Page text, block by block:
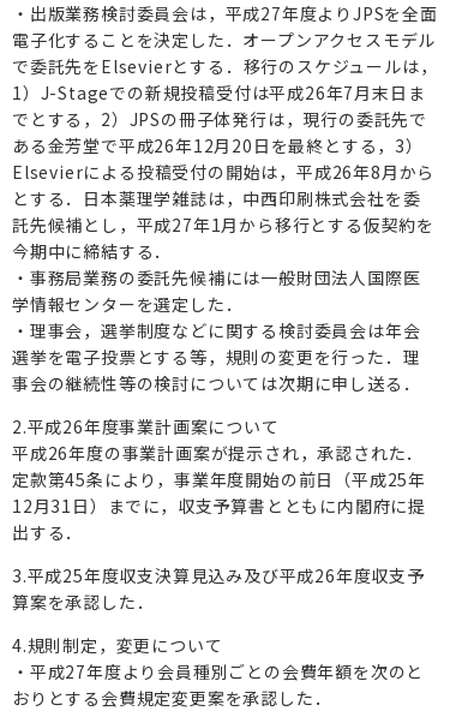
・出版業務検討委員会は，平成27年度よりJPSを全面
電子化することを決定した．オープンアクセスモデル
で委託先をElsevierとする．移行のスケジュールは，
1）J-Stageでの新規投稿受付は平成26年7月末日ま
でとする，2）JPSの冊子体発行は，現行の委託先で
ある金芳堂で平成26年12月20日を最終とする，3）
Elsevierによる投稿受付の開始は，平成26年8月から
とする．日本薬理学雑誌は，中西印刷株式会社を委
託先候補とし，平成27年1月から移行とする仮契約を
今期中に締結する．
・事務局業務の委託先候補には一般財団法人国際医
学情報センターを選定した．
・理事会，選挙制度などに関する検討委員会は年会
選挙を電子投票とする等，規則の変更を行った．理
事会の継続性等の検討については次期に申し送る．
2.平成26年度事業計画案について
平成26年度の事業計画案が提示され，承認された．
定款第45条により，事業年度開始の前日（平成25年
12月31日）までに，収支予算書とともに内閣府に提
出する．
3.平成25年度収支決算見込み及び平成26年度収支予
算案を承認した．
4.規則制定，変更について
・平成27年度より会員種別ごとの会費年額を次のと
おりとする会費規定変更案を承認した．